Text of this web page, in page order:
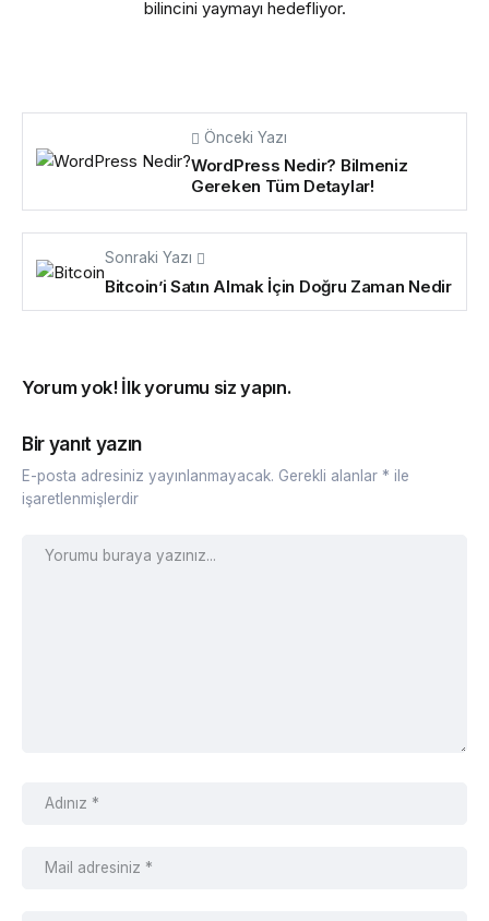
bilincini yaymayı hedefliyor.
Önceki Yazı
WordPress Nedir? Bilmeniz
Gereken Tüm Detaylar!
Sonraki Yazı
Bitcoin’i Satın Almak İçin Doğru Zaman Nedir
Yorum yok! İlk yorumu siz yapın.
Bir yanıt yazın
E-posta adresiniz yayınlanmayacak. Gerekli alanlar * ile
işaretlenmişlerdir